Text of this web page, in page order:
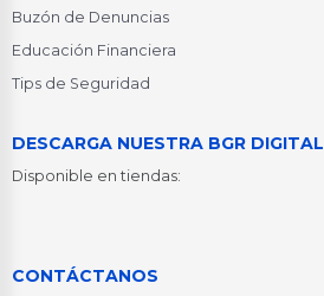
Buzón de Denuncias
Educación Financiera
Tips de Seguridad
DESCARGA NUESTRA BGR DIGITAL
Disponible en tiendas:
CONTÁCTANOS